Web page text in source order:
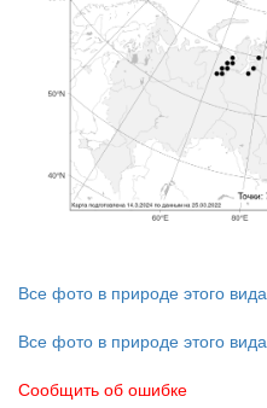
Все фото в природе этого вида
Все фото в природе этого вида
Сообщить об ошибке